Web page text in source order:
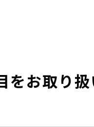
をお取り